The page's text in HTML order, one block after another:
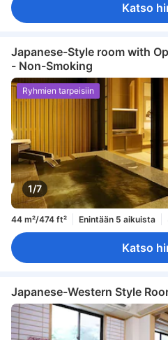
Katso
Japanese-Style room with
- Non-Smoking
1/7
Ryhmien tarpeisiin
44 m²/474 ft² Enintään 5 aikuista
Katso
Japanese-Western Style